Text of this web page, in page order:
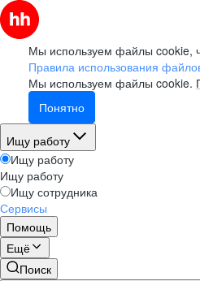
Мы используем файлы cookie,
Правила использования
Мы используем файлы cookie.
Понятно
Ищу работу
Ищу работу
Ищу работу
Ищу сотрудника
Сервисы
Помощь
Ещё
Поиск